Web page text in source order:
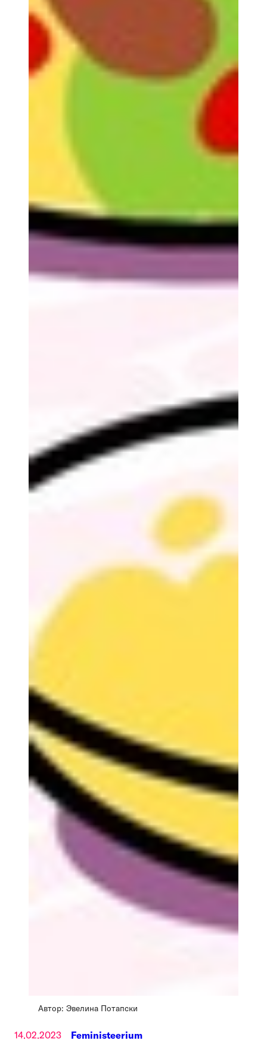
Автор: Эвелина Потапски
14.02.2023 Feministeerium